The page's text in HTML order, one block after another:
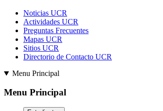
Noticias UCR
Actividades UCR
Preguntas Frecuentes
Mapas UCR
Sitios UCR
Directorio de Contacto UCR
Menu Principal
Menu Principal